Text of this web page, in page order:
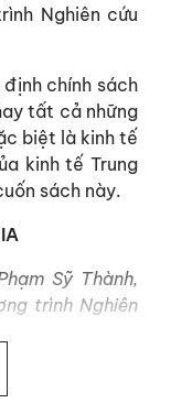
Nghiên cứu
chính sách
tất cả những
biệt là kinh tế
kinh tế Trung
sách này.
Sỹ Thành,
trình Nghiên
liên tục theo